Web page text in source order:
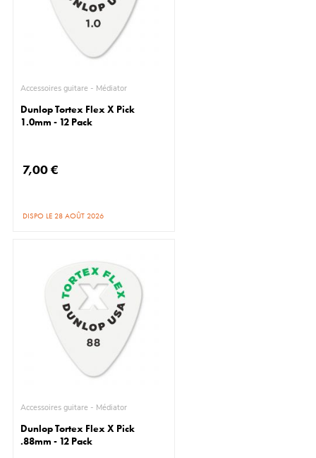
Accessoires guitare - Médiator
Dunlop Tortex Flex X Pick
1.0mm - 12 Pack
7,00 €
DISPO LE 28 AOÛT 2026
Accessoires guitare - Médiator
Dunlop Tortex Flex X Pick
.88mm - 12 Pack